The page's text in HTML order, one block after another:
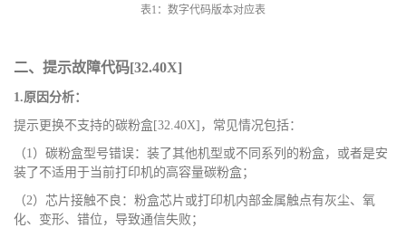
表1：数字代码版本对应表
二、提示故障代码[32.40X]
1.原因分析：
提示更换不支持的碳粉盒[32.40X]，常见情况包括：
（1）碳粉盒型号错误：装了其他机型或不同系列的粉盒，或者是安
装了不适用于当前打印机的高容量碳粉盒；
（2）芯片接触不良：粉盒芯片或打印机内部金属触点有灰尘、氧
化、变形、错位，导致通信失败；